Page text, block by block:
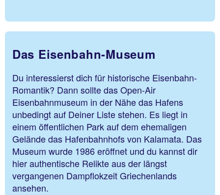
Das Eisenbahn-Museum
Du interessierst dich für historische Eisenbahn-
Romantik? Dann sollte das Open-Air
Eisenbahnmuseum in der Nähe das Hafens
unbedingt auf Deiner Liste stehen. Es liegt in
einem öffentlichen Park auf dem ehemaligen
Gelände das Hafenbahnhofs von Kalamata. Das
Museum wurde 1986 eröffnet und du kannst dir
hier authentische Relikte aus der längst
vergangenen Dampflokzeit Griechenlands
ansehen.